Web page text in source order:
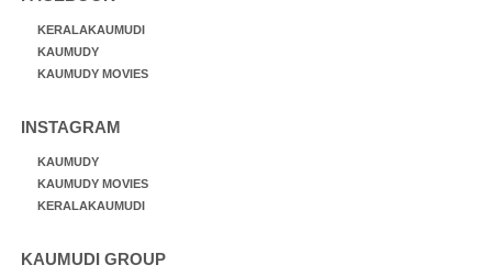
KERALAKAUMUDI
KAUMUDY
KAUMUDY MOVIES
INSTAGRAM
KAUMUDY
KAUMUDY MOVIES
KERALAKAUMUDI
KAUMUDI GROUP